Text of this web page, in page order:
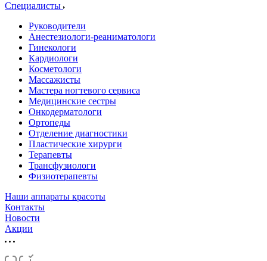
Специалисты
Руководители
Анестезиологи-реаниматологи
Гинекологи
Кардиологи
Косметологи
Массажисты
Мастера ногтевого сервиса
Медицинские сестры
Онкодерматологи
Ортопеды
Отделение диагностики
Пластические хирурги
Терапевты
Трансфузиологи
Физиотерапевты
Наши аппараты красоты
Контакты
Новости
Акции